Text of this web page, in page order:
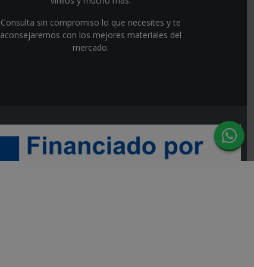
Consulta sin compromiso lo que necesites y te
aconsejaremos con los mejores materiales del
mercado.